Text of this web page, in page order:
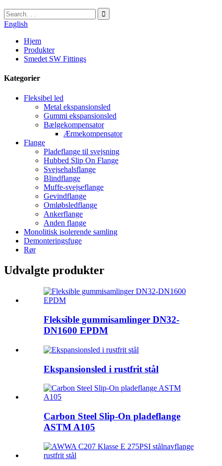
English
Hjem
Produkter
Smedet SW Fittings
Kategorier
Fleksibel led
Metal ekspansionsled
Gummi ekspansionsled
Bælgekompensator
Ærmekompensator
Flange
Pladeflange til svejsning
Hubbed Slip On Flange
Svejsehalsflange
Blindflange
Muffe-svejseflange
Gevindflange
Omløbsledflange
Ankerflange
Anden flange
Monolitisk isolerende samling
Demonteringsfuge
Rør
Udvalgte produkter
Fleksible gummisamlinger DN32-
DN1600 EPDM
Ekspansionsled i rustfrit stål
Carbon Steel Slip-On pladeflange
ASTM A105